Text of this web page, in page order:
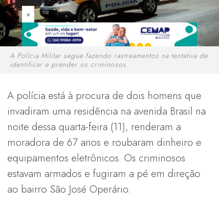
×
A Polícia Militar segue fazendo rastreamentos na tentativa de
identificar e prender os criminosos.
A polícia está à procura de dois homens que
invadiram uma residência na avenida Brasil na
noite dessa quarta-feira (11), renderam a
moradora de 67 anos e roubaram dinheiro e
equipamentos eletrônicos. Os criminosos
estavam armados e fugiram a pé em direção
ao bairro São José Operário.